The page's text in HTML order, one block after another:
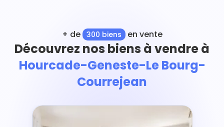
+ de 300 biens en vente
Découvrez nos biens à vendre à
Hourcade-Geneste-Le Bourg-
Courrejean